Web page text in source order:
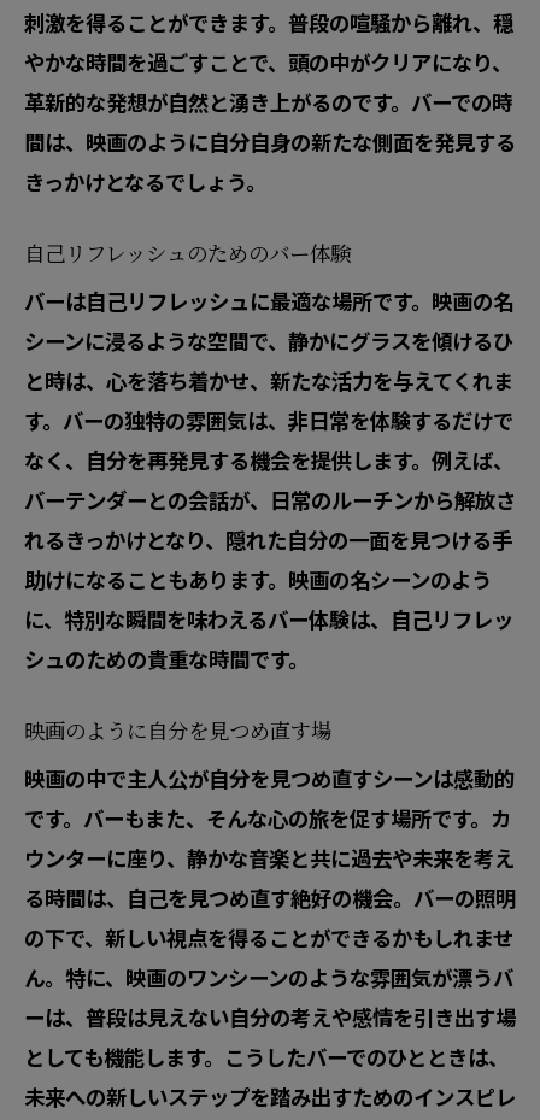
刺激を得ることができます。普段の喧騒から離れ、穏
やかな時間を過ごすことで、頭の中がクリアになり、
革新的な発想が自然と湧き上がるのです。バーでの時
間は、映画のように自分自身の新たな側面を発見する
きっかけとなるでしょう。
自己リフレッシュのためのバー体験
バーは自己リフレッシュに最適な場所です。映画の名
シーンに浸るような空間で、静かにグラスを傾けるひ
と時は、心を落ち着かせ、新たな活力を与えてくれま
す。バーの独特の雰囲気は、非日常を体験するだけで
なく、自分を再発見する機会を提供します。例えば、
バーテンダーとの会話が、日常のルーチンから解放さ
れるきっかけとなり、隠れた自分の一面を見つける手
助けになることもあります。映画の名シーンのよう
に、特別な瞬間を味わえるバー体験は、自己リフレッ
シュのための貴重な時間です。
映画のように自分を見つめ直す場
映画の中で主人公が自分を見つめ直すシーンは感動的
です。バーもまた、そんな心の旅を促す場所です。カ
ウンターに座り、静かな音楽と共に過去や未来を考え
る時間は、自己を見つめ直す絶好の機会。バーの照明
の下で、新しい視点を得ることができるかもしれませ
ん。特に、映画のワンシーンのような雰囲気が漂うバ
ーは、普段は見えない自分の考えや感情を引き出す場
としても機能します。こうしたバーでのひとときは、
未来への新しいステップを踏み出すためのインスピレ